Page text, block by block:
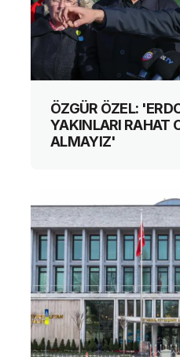
ÖZGÜR ÖZEL:
YAKINLARI RAHAT
ALMAYIZ'